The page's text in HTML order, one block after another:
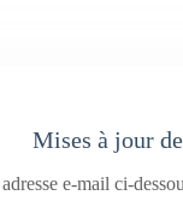
Mises à jour
e-mail ci-